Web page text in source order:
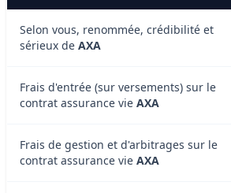
Selon vous, renommée, crédibilité et
sérieux de AXA
Frais d'entrée (sur versements) sur le
contrat assurance vie AXA
Frais de gestion et d'arbitrages sur le
contrat assurance vie AXA